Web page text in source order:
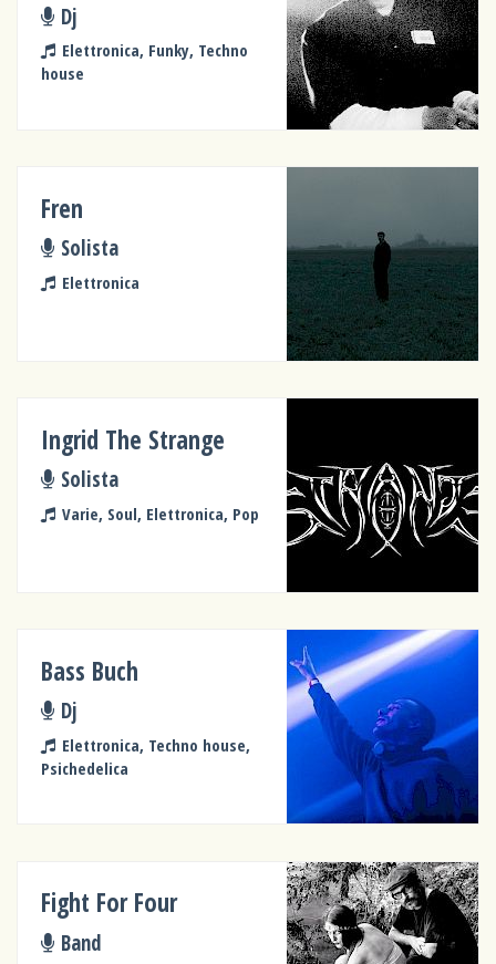
Dj
Elettronica, Funky, Techno
house
Fren
Solista
Elettronica
Ingrid The Strange
Solista
Varie, Soul, Elettronica, Pop
Bass Buch
Dj
Elettronica, Techno house,
Psichedelica
Fight For Four
Band